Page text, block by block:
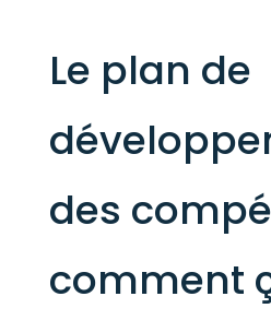
Le plan de
des
comment